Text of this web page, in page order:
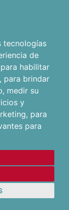
tecnologías
de
para habilitar
, para brindar
, medir su
y
, para
para